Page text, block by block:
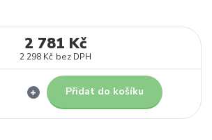
2 781 Kč
2 298 Kč bez DPH
Přidat do košíku